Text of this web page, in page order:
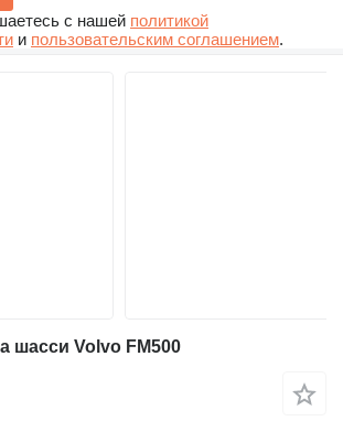
с нашей политикой
и пользовательским соглашением.
шасси Volvo FM500